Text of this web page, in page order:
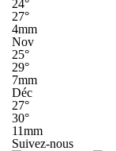
24°
27°
4mm
Nov
25°
29°
7mm
Déc
27°
30°
11mm
Suivez-nous